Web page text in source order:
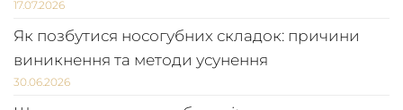
17.07.2026
Як позбутися носогубних складок: причини
виникнення та методи усунення
30.06.2026